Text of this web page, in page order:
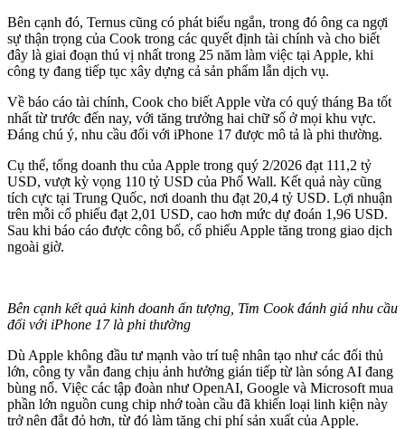
Bên cạnh đó, Ternus cũng có phát biểu ngắn, trong đó ông ca ngợi
sự thận trọng của Cook trong các quyết định tài chính và cho biết
đây là giai đoạn thú vị nhất trong 25 năm làm việc tại Apple, khi
công ty đang tiếp tục xây dựng cả sản phẩm lẫn dịch vụ.
Về báo cáo tài chính, Cook cho biết Apple vừa có quý tháng Ba tốt
nhất từ trước đến nay, với tăng trưởng hai chữ số ở mọi khu vực.
Đáng chú ý, nhu cầu đối với iPhone 17 được mô tả là phi thường.
Cụ thể, tổng doanh thu của Apple trong quý 2/2026 đạt 111,2 tỷ
USD, vượt kỳ vọng 110 tỷ USD của Phố Wall. Kết quả này cũng
tích cực tại Trung Quốc, nơi doanh thu đạt 20,4 tỷ USD. Lợi nhuận
trên mỗi cổ phiếu đạt 2,01 USD, cao hơn mức dự đoán 1,96 USD.
Sau khi báo cáo được công bố, cổ phiếu Apple tăng trong giao dịch
ngoài giờ.
Bên cạnh kết quả kinh doanh ấn tượng, Tim Cook đánh giá nhu cầu
đối với iPhone 17 là phi thường
Dù Apple không đầu tư mạnh vào trí tuệ nhân tạo như các đối thủ
lớn, công ty vẫn đang chịu ảnh hưởng gián tiếp từ làn sóng AI đang
bùng nổ. Việc các tập đoàn như OpenAI, Google và Microsoft mua
phần lớn nguồn cung chip nhớ toàn cầu đã khiến loại linh kiện này
trở nên đắt đỏ hơn, từ đó làm tăng chi phí sản xuất của Apple.